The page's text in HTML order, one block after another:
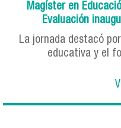
Magíster en
Evaluación
La jornada destacó
educativa y el